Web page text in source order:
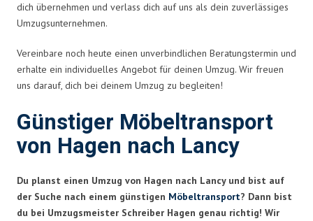
dich übernehmen und verlass dich auf uns als dein zuverlässiges
Umzugsunternehmen.
Vereinbare noch heute einen unverbindlichen Beratungstermin und
erhalte ein individuelles Angebot für deinen Umzug. Wir freuen
uns darauf, dich bei deinem Umzug zu begleiten!
Günstiger Möbeltransport
von Hagen nach Lancy
Du planst einen Umzug von Hagen nach Lancy und bist auf
der Suche nach einem günstigen Möbeltransport? Dann bist
du bei Umzugsmeister Schreiber Hagen genau richtig! Wir